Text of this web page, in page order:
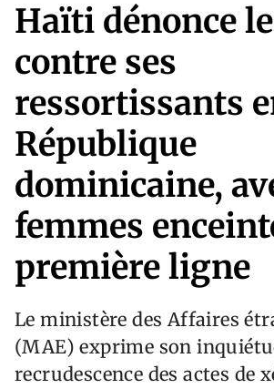
Haïti dénonce
contre ses
ressortissants
République
dominicaine,
femmes
première ligne
Le ministère des Affaires
(MAE) exprime son
recrudescence des actes de